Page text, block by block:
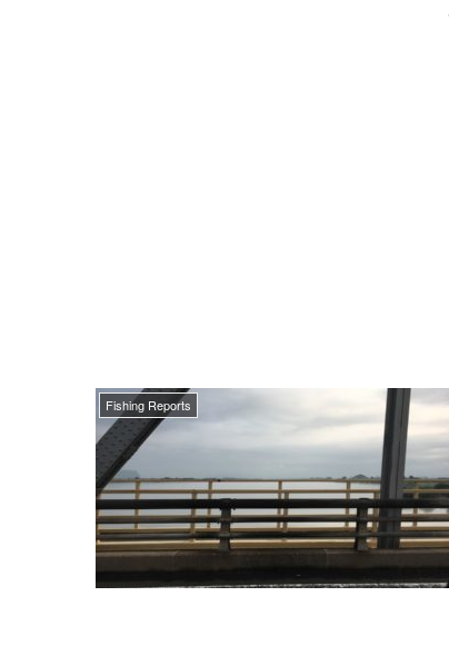
Fishing Reports